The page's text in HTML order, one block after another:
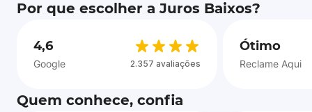
Por que escolher a Juros Baixos?
4,6
Google 2.357 avaliações
Ótimo
Reclame Aqui
Quem conhece, confia